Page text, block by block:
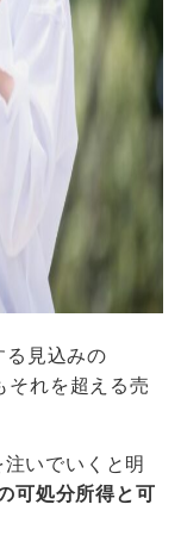
る見込みの
それを超える売
いでいくと明
可処分所得と可